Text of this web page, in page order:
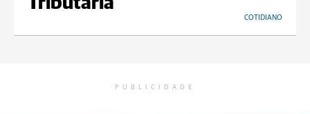
COTIDIANO
PUBLICIDADE